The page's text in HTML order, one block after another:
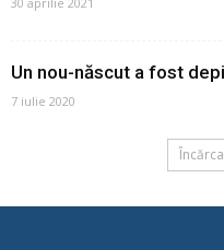
Un nou-născut a fost
7 iulie 2020